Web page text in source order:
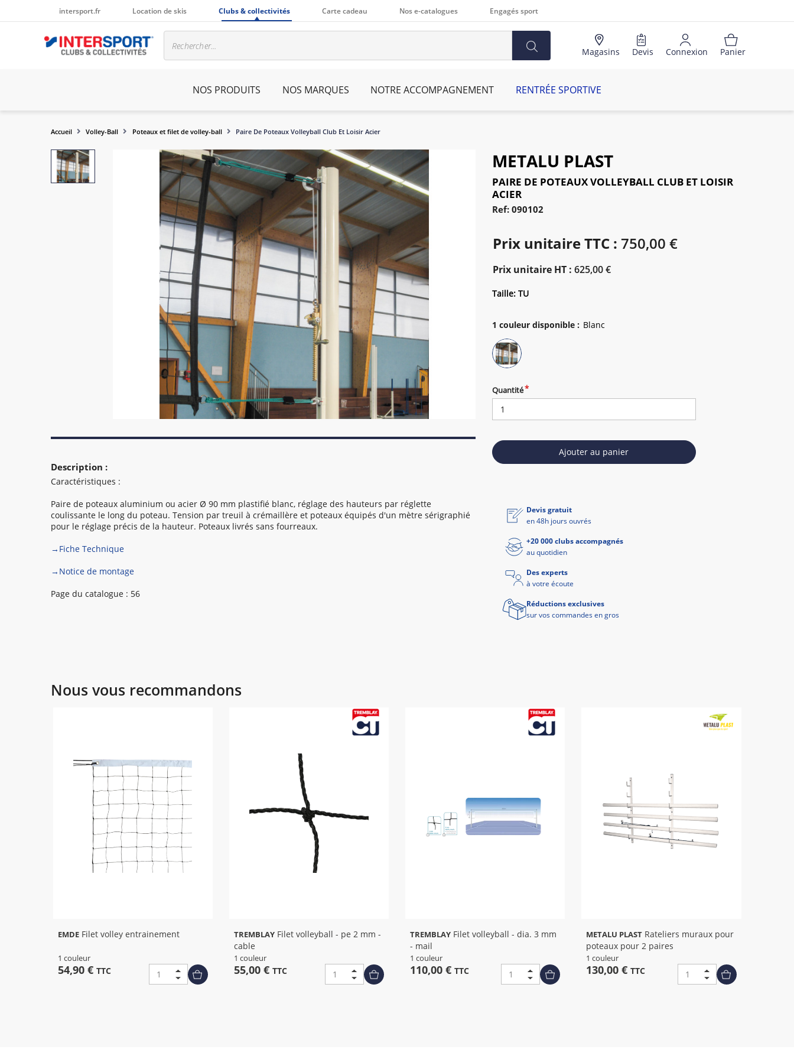
intersport.fr Location de skis Clubs & collectivités Carte cadeau Nos e-catalogues Engagés sport
Magasins Devis Connexion Panier
NOS PRODUITS NOS MARQUES NOTRE ACCOMPAGNEMENT RENTRÉE SPORTIVE
Accueil Volley-Ball Poteaux et filet de volley-ball Paire De Poteaux Volleyball Club Et Loisir Acier
METALU PLAST
PAIRE DE POTEAUX VOLLEYBALL CLUB ET LOISIR
ACIER
Ref: 090102
Prix unitaire TTC : 750,00 €
Prix unitaire HT : 625,00 €
Taille: TU
1 couleur disponible:
Quantité
Ajouter au panier
Description :
Caractéristiques :
Paire de poteaux aluminium ou acier Ø 90 mm plastifié blanc, réglage des hauteurs par réglette
coulissante le long du poteau. Tension par treuil à crémaillère et poteaux équipés d'un mètre sérigraphié
pour le réglage précis de la hauteur. Poteaux livrés sans fourreaux.
→Fiche Technique
→Notice de montage
Page du catalogue : 56
Devis gratuit
en 48h jours ouvrés
+20 000 clubs accompagnés
au quotidien
Des experts
à votre écoute
Réductions exclusives
sur vos commandes en gros
Nous vous recommandons
EMDE Filet volley entrainement
1 couleur
54,90 € TTC
TREMBLAYFilet volleyball - pe 2 mm -
cable
1 couleur
55,00 € TTC
TREMBLAY
- mail
1 couleur
110,00 € TTC
METALU PLAST
poteaux pour 2 paires
1 couleur
130,00 €TTC